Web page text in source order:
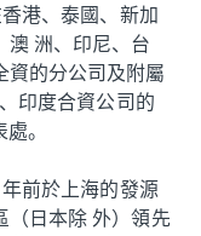
港、泰國、新加
澳 洲、印尼、台
資的分公司及附屬
印度合資公司的
。
前於上海的發源
（日本除 外）領先